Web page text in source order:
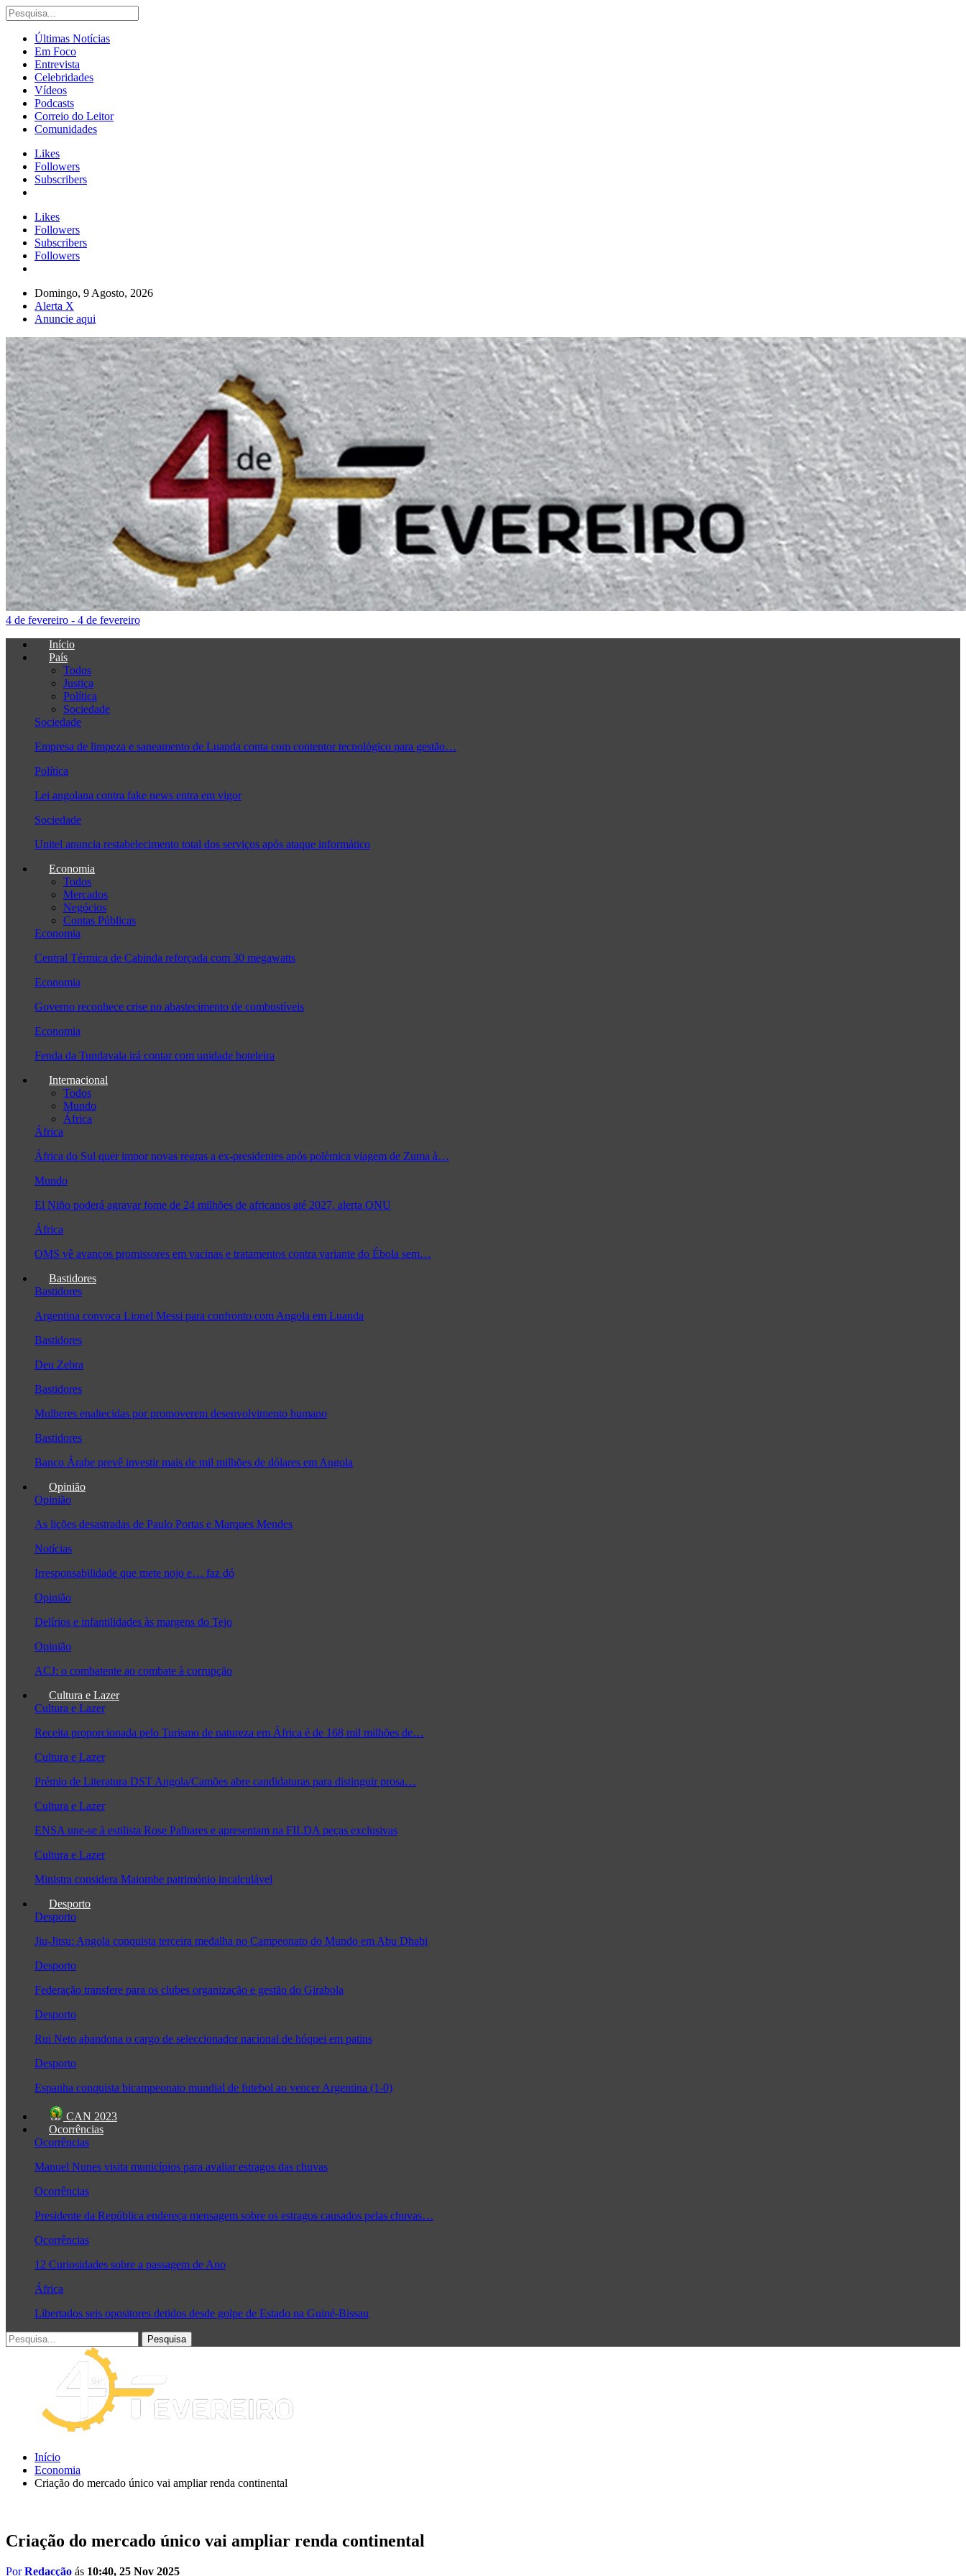
Últimas Notícias
Em Foco
Entrevista
Celebridades
Vídeos
Podcasts
Correio do Leitor
Comunidades
Likes
Followers
Subscribers
Likes
Followers
Subscribers
Followers
Domingo, 9 Agosto, 2026
Alerta X
Anuncie aqui
4 de fevereiro - 4 de fevereiro
Início
País
Todos
Justiça
Política
Sociedade
Sociedade
Empresa de limpeza e saneamento de Luanda conta com contentor tecnológico para gestão…
Política
Lei angolana contra fake news entra em vigor
Sociedade
Unitel anuncia restabelecimento total dos serviços após ataque informático
Economia
Todos
Mercados
Negócios
Contas Públicas
Economia
Central Térmica de Cabinda reforçada com 30 megawatts
Economia
Governo reconhece crise no abastecimento de combustíveis
Economia
Fenda da Tundavala irá contar com unidade hoteleira
Internacional
Todos
Mundo
África
África
África do Sul quer impor novas regras a ex-presidentes após polémica viagem de Zuma à…
Mundo
El Niño poderá agravar fome de 24 milhões de africanos até 2027, alerta ONU
África
OMS vê avanços promissores em vacinas e tratamentos contra variante do Ébola sem…
Bastidores
Bastidores
Argentina convoca Lionel Messi para confronto com Angola em Luanda
Bastidores
Deu Zebra
Bastidores
Mulheres enaltecidas por promoverem desenvolvimento humano
Bastidores
Banco Árabe prevê investir mais de mil milhões de dólares em Angola
Opinião
Opinião
As lições desastradas de Paulo Portas e Marques Mendes
Notícias
Irresponsabilidade que mete nojo e… faz dó
Opinião
Delírios e infantilidades às margens do Tejo
Opinião
ACJ: o combatente ao combate à corrupção
Cultura e Lazer
Cultura e Lazer
Receita proporcionada pelo Turismo de natureza em África é de 168 mil milhões de…
Cultura e Lazer
Prémio de Literatura DST Angola/Camões abre candidaturas para distinguir prosa…
Cultura e Lazer
ENSA une-se à estilista Rose Palhares e apresentam na FILDA peças exclusivas
Cultura e Lazer
Ministra considera Maiombe património incalculável
Desporto
Desporto
Jiu-Jitsu: Angola conquista terceira medalha no Campeonato do Mundo em Abu Dhabi
Desporto
Federação transfere para os clubes organização e gestão do Girabola
Desporto
Rui Neto abandona o cargo de seleccionador nacional de hóquei em patins
Desporto
Espanha conquista bicampeonato mundial de futebol ao vencer Argentina (1-0)
CAN 2023
Ocorrências
Ocorrências
Manuel Nunes visita municípios para avaliar estragos das chuvas
Ocorrências
Presidente da República endereça mensagem sobre os estragos causados pelas chuvas…
Ocorrências
12 Curiosidades sobre a passagem de Ano
África
Libertados seis opositores detidos desde golpe de Estado na Guiné-Bissau
Início
Economia
Criação do mercado único vai ampliar renda continental
Criação do mercado único vai ampliar renda continental
PorRedacção ás 10:40, 25 Nov 2025